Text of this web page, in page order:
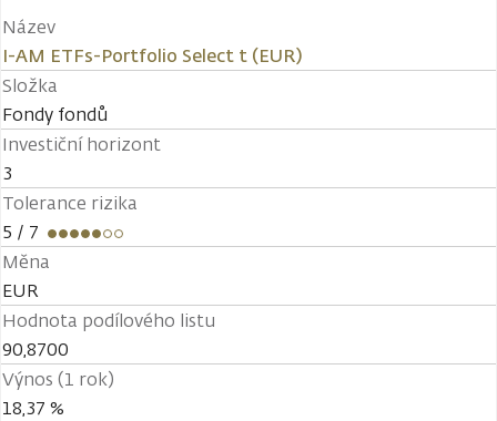
Název
I-AM ETFs-Portfolio Select t (EUR)
Složka
Fondy fondů
Investiční horizont
3
Tolerance rizika
5 / 7
Měna
EUR
Hodnota podílového listu
90,8700
Výnos (1 rok)
18,37 %